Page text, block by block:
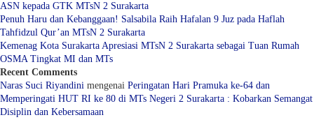
ASN kepada GTK MTsN 2 Surakarta
Penuh Haru dan Kebanggaan! Salsabila Raih Hafalan 9 Juz pada Haflah
Tahfidzul Qur’an MTsN 2 Surakarta
Kemenag Kota Surakarta Apresiasi MTsN 2 Surakarta sebagai Tuan Rumah
OSMA Tingkat MI dan MTs
Recent Comments
Naras Suci Riyandini mengenai Peringatan Hari Pramuka ke-64 dan
Memperingati HUT RI ke 80 di MTs Negeri 2 Surakarta : Kobarkan Semangat
Disiplin dan Kebersamaan